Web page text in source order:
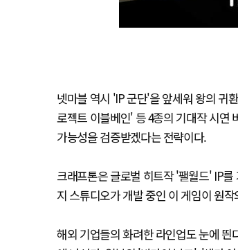
넷마블 역시 'IP 군단'을 앞세워 왕의 귀
로젝트 이블베인' 등 4종의 기대작 시연
가능성을 검증받겠다는 전략이다.
크래프톤은 글로벌 히트작 '팰월드' IP
지 스튜디오가 개발 중인 이 게임이 원
해외 기업들의 화려한 라인업도 눈에